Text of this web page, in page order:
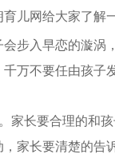
儿网给大家了解
步入早恋的漩
万不要任由孩子
家长要合理的和
家长要清楚的告